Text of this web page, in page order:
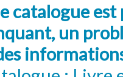
catalogue
un